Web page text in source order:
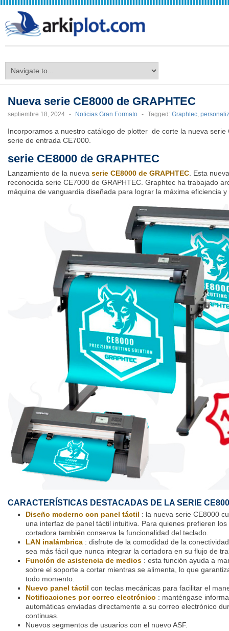
Nueva serie CE8000 de GRAPHTEC
septiembre 18, 2024 - Noticias Gran Formato - Tagged: Graphtec,
Incorporamos a nuestro catálogo de plotter de corte la nueva serie
serie de entrada CE7000.
serie CE8000 de GRAPHTEC
Lanzamiento de la nueva serie CE8000 de GRAPHTEC. Esta
reconocida serie CE7000 de GRAPHTEC. Graphtec ha trabajado
máquina de vanguardia diseñada para lograr la máxima eficiencia
CARACTERÍSTICAS DESTACADAS DE LA SERIE
Diseño moderno con panel táctil : la nueva serie CE8000
una interfaz de panel táctil intuitiva. Para quienes prefieren
cortadora también conserva la funcionalidad del teclado.
LAN inalámbrica : disfrute de la comodidad de la
sea más fácil que nunca integrar la cortadora en su flujo de
Función de asistencia de medios : esta función ayuda a
sobre el soporte a cortar mientras se alimenta, lo que
todo momento.
Nuevo panel táctil con teclas mecánicas para facilitar el
Notificaciones por correo electrónico : manténgase
automáticas enviadas directamente a su correo electrónico
continuas.
Nuevos segmentos de usuarios con el nuevo ASF.